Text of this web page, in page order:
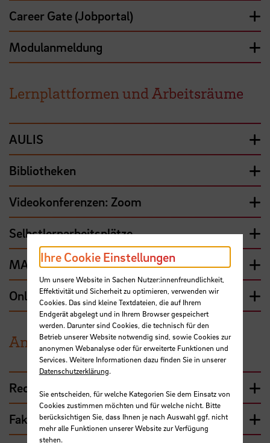
Career Gate (Jobportal)
Modulanmeldung
Lernplattformen und Arbeitsräume
AULIS
Bibliotheken
Videokonferenzen: Zoom
Selbstlernarbeitsplätze
MATLAB und Simulink
Online-Umfragen mit LimeSurvey
Ansprechpartner für IT & Technik
Rechenzentrum - zentrale Dienste
Fakultät 1 - Wirtschaftswissenschaften
Ihre Cookie Einstellungen
Um unsere Website in Sachen Nutzer:innenfreundlichkeit,
Effektivität und Sicherheit zu optimieren, verwenden wir
Cookies. Das sind kleine Textdateien, die auf Ihrem
Endgerät abgelegt und in Ihrem Browser gespeichert
werden. Darunter sind Cookies, die technisch für den
Betrieb unserer Website notwendig sind, sowie Cookies zur
anonymen Webanalyse oder für erweiterte Funktionen und
Services. Weitere Informationen dazu finden Sie in unserer
Datenschutzerklärung.
Sie entscheiden, für welche Kategorien Sie dem Einsatz von
Cookies zustimmen möchten und für welche nicht. Bitte
berücksichtigen Sie, dass Ihnen je nach Auswahl ggf. nicht
mehr alle Funktionen unserer Website zur Verfügung
stehen.